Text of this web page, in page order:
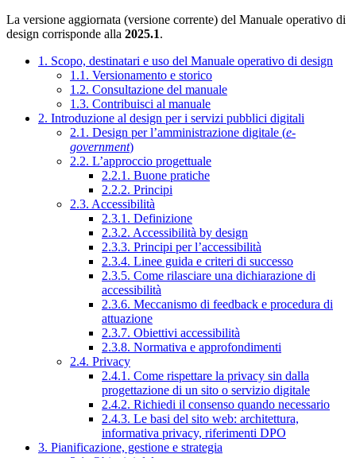
La versione aggiornata (versione corrente) del Manuale operativo di
design corrisponde alla 2025.1.
1. Scopo, destinatari e uso del Manuale operativo di design
1.1. Versionamento e storico
1.2. Consultazione del manuale
1.3. Contribuisci al manuale
2. Introduzione al design per i servizi pubblici digitali
2.1. Design per l’amministrazione digitale (e-
government)
2.2. L’approccio progettuale
2.2.1. Buone pratiche
2.2.2. Principi
2.3. Accessibilità
2.3.1. Definizione
2.3.2. Accessibilità by design
2.3.3. Principi per l’accessibilità
2.3.4. Linee guida e criteri di successo
2.3.5. Come rilasciare una dichiarazione di
accessibilità
2.3.6. Meccanismo di feedback e procedura di
attuazione
2.3.7. Obiettivi accessibilità
2.3.8. Normativa e approfondimenti
2.4. Privacy
2.4.1. Come rispettare la privacy sin dalla
progettazione di un sito o servizio digitale
2.4.2. Richiedi il consenso quando necessario
2.4.3. Le basi del sito web: architettura,
informativa privacy, riferimenti DPO
3. Pianificazione, gestione e strategia